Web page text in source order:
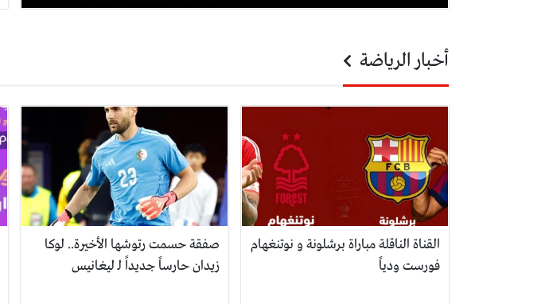
أخبار الرياضة
القناة الناقلة مباراة برشلونة و نوتنغهام
فورست ودياً
صفقة حسمت رتوشها الأخيرة.. لوكا
زيدان حارساً جديداً لـ ليغانيس